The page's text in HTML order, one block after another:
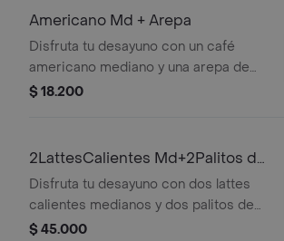
Americano Md + Arepa
Disfruta tu desayuno con un café
americano mediano y una arepa de
queso.
$ 18.200
2LattesCalientes Md+2Palitos de
Queso
Disfruta tu desayuno con dos lattes
calientes medianos y dos palitos de
queso.
$ 45.000